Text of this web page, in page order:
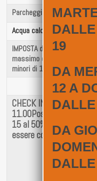
Parcheggio 24h senza
Acqua calda per doccia
IMPOSTA di SOGGIORNO a
massimo di 7 giorni
minori di 12 anni
CHECK IN entro le
11.00Possibilità di
15 al 50% della TARIFFA
essere corrisposta la
19
DA
12 A
DA